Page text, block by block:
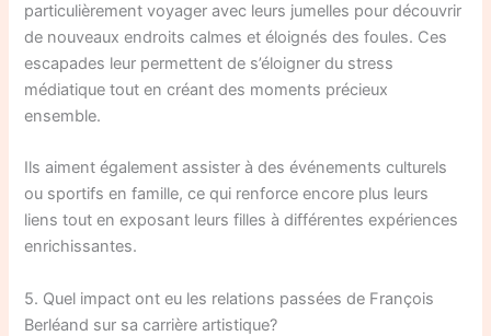
particulièrement voyager avec leurs jumelles pour découvrir
de nouveaux endroits calmes et éloignés des foules. Ces
escapades leur permettent de s’éloigner du stress
médiatique tout en créant des moments précieux
ensemble.
Ils aiment également assister à des événements culturels
ou sportifs en famille, ce qui renforce encore plus leurs
liens tout en exposant leurs filles à différentes expériences
enrichissantes.
5. Quel impact ont eu les relations passées de François
Berléand sur sa carrière artistique?